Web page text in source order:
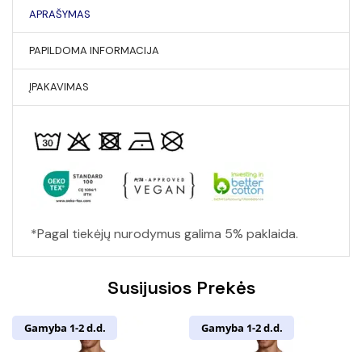
APRAŠYMAS
PAPILDOMA INFORMACIJA
ĮPAKAVIMAS
*Pagal tiekėjų nurodymus galima 5% paklaida.
Susijusios Prekės
Gamyba 1-2 d.d. Gamyba 1-2 d.d.